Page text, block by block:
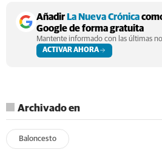
AñadirLa Nueva Crónica
Google de forma gratuita
Mantente informado con las últimas
ACTIVAR AHORA
Archivado en
Baloncesto